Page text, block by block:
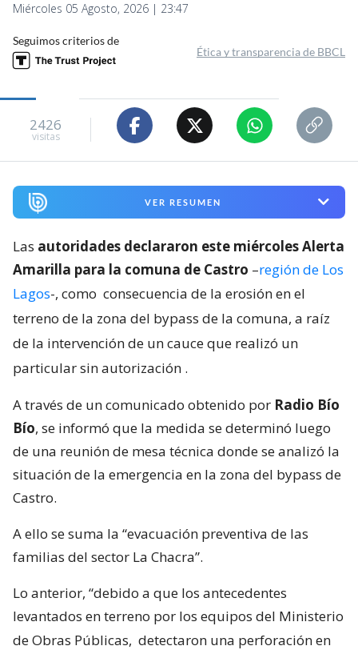
Miércoles 05 Agosto, 2026 | 23:47
Seguimos criterios de
Ética y transparencia de BBCL
2426
visitas
VER RESUMEN
Las autoridades declararon este miércoles Alerta
Amarilla para la comuna de Castro –región de Los
Lagos-, como consecuencia de la erosión en el
terreno de la zona del bypass de la comuna, a raíz
de la intervención de un cauce que realizó un
particular sin autorización .
A través de un comunicado obtenido por Radio Bío
Bío, se informó que la medida se determinó luego
de una reunión de mesa técnica donde se analizó la
situación de la emergencia en la zona del bypass de
Castro.
A ello se suma la “evacuación preventiva de las
familias del sector La Chacra”.
Lo anterior, “debido a que los antecedentes
levantados en terreno por los equipos del Ministerio
de Obras Públicas, detectaron una perforación en